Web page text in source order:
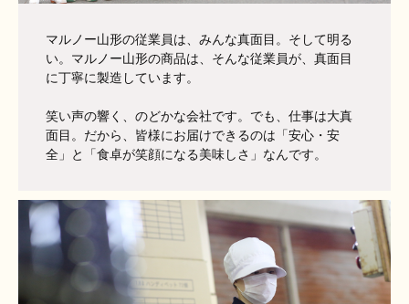
マルノー山形の従業員は、みんな真面目。そして明る
い。マルノー山形の商品は、そんな従業員が、真面目
に丁寧に製造しています。
笑い声の響く、のどかな会社です。でも、仕事は大真
面目。だから、皆様にお届けできるのは「安心・安
全」と「食卓が笑顔になる美味しさ」なんです。